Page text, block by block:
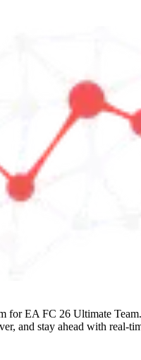
for EA FC 26 Ultimate
and stay ahead with real-